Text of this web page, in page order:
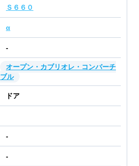
Ｓ６６０
α
-
オープン・カブリオレ・コンバーチ
ブル
ドア
-
-